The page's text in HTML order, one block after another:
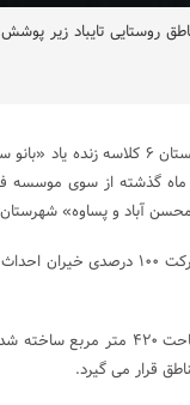
قالب ۱۲ کلاس درس مناطق روستایی
به گزارش اختر شرق؛فرماندار تایباد در
توابع بخش میان ولایت تایباد گفت: در بازه
وی اظهار کرد: هر یک از این مدارس در
قرار می گیرد.